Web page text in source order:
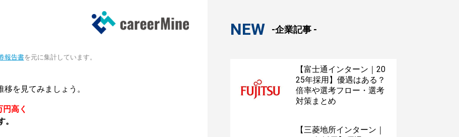
報告書を元に集計しています。
を見てみましょう。
円高く
NEW -企業記事 -
【富士通インターン｜20
25年採用】優遇はある？
倍率や選考フロー・選考
対策まとめ
【三菱地所インターン｜